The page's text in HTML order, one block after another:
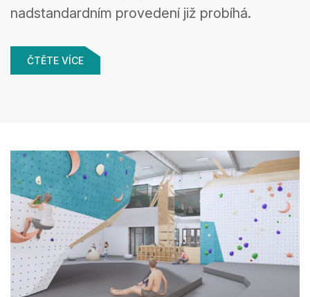
nadstandardním provedení již probíhá.
ČTĚTE VÍCE